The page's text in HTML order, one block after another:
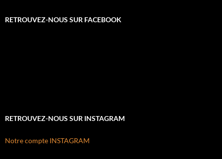
RETROUVEZ-NOUS SUR FACEBOOK
RETROUVEZ-NOUS SUR INSTAGRAM
Notre compte INSTAGRAM